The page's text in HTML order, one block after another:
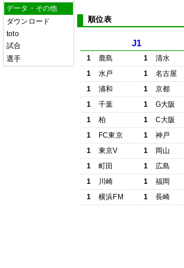
データ・その他
ダウンロード
toto
試合
選手
順位表
J1
1 鹿島 1
清水
1
水戸 1
名古屋
1
浦和 1
京都
1
千葉 1
G大阪
1
柏 1
C大阪
1
FC東京 1
神戸
1
東京V 1
岡山
1
町田 1
広島
1
川崎 1
福岡
1
横浜FM 1 長崎